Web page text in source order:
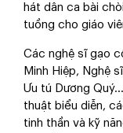
hát dân ca bài
tuồng cho giáo
Các nghệ sĩ gạo
Minh Hiệp, Nghệ
Ưu tú Dương
thuật biểu diễn,
tinh thần và kỹ